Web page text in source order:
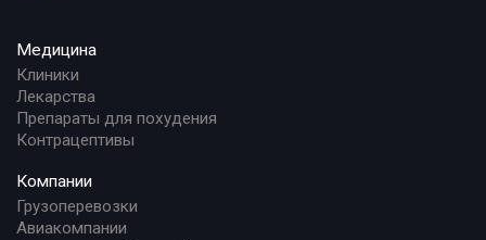
Медицина
Клиники
Лекарства
Препараты для похудения
Контрацептивы
Компании
Грузоперевозки
Авиакомпании